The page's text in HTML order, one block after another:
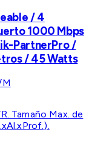
/ 4
1000 Mbps
PartnerPro /
/ 45 Watts